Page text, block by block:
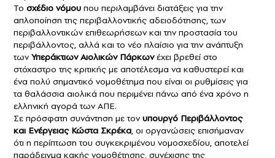
Το σχέδιο νόμου που περιλαμβάνει διατάξεις για την
απλοποίηση της περιβαλλοντικής αδειοδότησης, των
περιβαλλοντικών επιθεωρήσεων και την προστασία του
περιβάλλοντος, αλλά και το νέο πλαίσιο για την ανάπτυξη
τωνΥπεράκτιων Αιολικών Πάρκωνέχει βρεθεί στο
στόχαστρο της κριτικής με αποτέλεσμα να καθυστερεί και
ένα πολύ σημαντικό νομοθέτημα που είναι οι ρυθμίσεις για
τα θαλάσσια αιολικά που περιμένει πάνω από ένα χρόνο η
ελληνική αγορά των ΑΠΕ.
Σε πρόσφατη συνάντηση με τονυπουργό Περιβάλλοντος
και Ενέργειας Κώστα Σκρέκα, οι οργανώσεις επισήμαναν
ότι η περίπτωση του συγκεκριμένου νομοσχεδίου, αποτελεί
παράδειγμα κακής νομοθέτησης, συνέχισης της